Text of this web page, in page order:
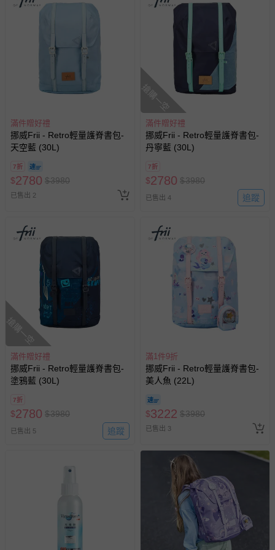
-接觸性孕哺產品（奶嘴、奶瓶、擠乳器、哺乳衣、托腹
帶束縛衣、餐搖椅等）。
-其他原廠盒裝商品封口處已貼上「不可拆封」，或具警
示字句等說明貼紙、封條者。
相關的退換貨辦理流程，可詳見： 退換貨 & 退款問題
其他常見問題：
運送服務：目前提供的運送僅限台灣本島。如您位於離島地
區，可能會無法配送，或須依據商品需加收離島運費。廠商
亦保留出貨與否的權利。離島、偏遠地區、樓層親送等加價
費用，可能會另需加收。
商品實際的配達日期，可於訂單個人資料內的查詢訂單內，
如您收到商品，請依正常流程檢查是否完好，若商品遇瑕疵
情形，您可申請更換新品或退貨，請見：退貨的辦理流程
若您對於會員帳號、商品訂購與資訊、購物流程、付款方
式、折價券與購物金的使用、退貨及商品運送方式等有疑
問，你可詳見：
預購商品：預購為海外同步代購，遇缺貨即會通知媽咪並協
助取消退款事宜。
商品如因「價格、組合」等錯誤原因，導致無法安排出貨，
會主動以簡訊及mail通知訂單取消事宜，並將提供適當補
償。
滿件贈好禮
挪威Frii - Retro輕量護脊書包-
天空藍 (30L)
7折
$2780 $3980
已售出 2
搶購一空
滿件贈好禮
挪威Frii - Retro輕量護脊書包-
丹寧藍 (30L)
7折
$2780 $3980
已售出 4 追蹤
搶購一空
滿件贈好禮
挪威Frii - Retro輕量護脊書包-
塗鴉藍 (30L)
7折
$2780 $3980
已售出 5 追蹤
滿1件9折
挪威Frii - Retro輕量護脊書包-
美人魚 (22L)
$3222 $3980
已售出 3